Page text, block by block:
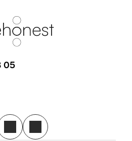
05